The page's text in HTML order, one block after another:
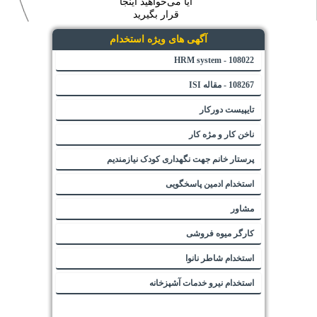
قرار بگیرید
آگهی های ویژه استخدام
108022 - HRM system
108267 - مقاله ISI
تایپیست دورکار
ناخن کار و مژه کار
پرستار خانم جهت نگهداری کودک نیازمندیم
استخدام ادمین پاسخگویی
مشاور
کارگر میوه فروشی
استخدام شاطر نانوا
استخدام نیرو خدمات آشپزخانه